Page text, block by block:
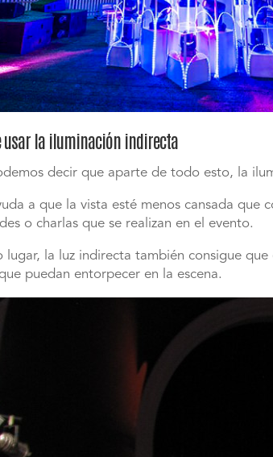
usar la iluminación indirecta
decir que aparte de todo esto, la
a que la vista esté menos cansada
o charlas que se realizan en el evento.
lugar, la luz indirecta también consigue
puedan entorpecer en la escena.